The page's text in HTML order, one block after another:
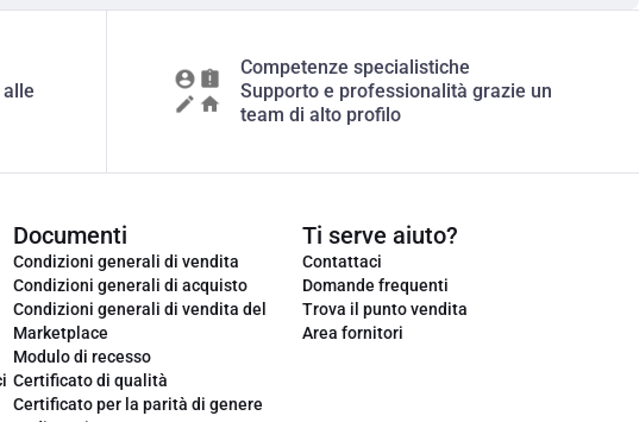
Competenze specialistiche
Supporto e professionalità grazie un
team di alto profilo
Documenti
Condizioni generali di vendita
Condizioni generali di acquisto
Condizioni generali di vendita del
Marketplace
Modulo di recesso
Certificato di qualità
Certificato per la parità di genere
Ti serve aiuto?
Contattaci
Domande frequenti
Trova il punto vendita
Area fornitori